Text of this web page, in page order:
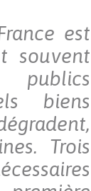
est
souvent
publics
biens
Trois